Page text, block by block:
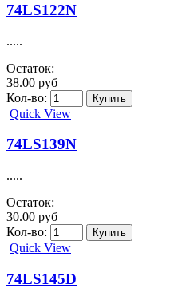
74LS122N
.....
Остаток:
38.00 руб
Кол-во:
Quick View
74LS139N
.....
Остаток:
30.00 руб
Кол-во:
Quick View
74LS145D